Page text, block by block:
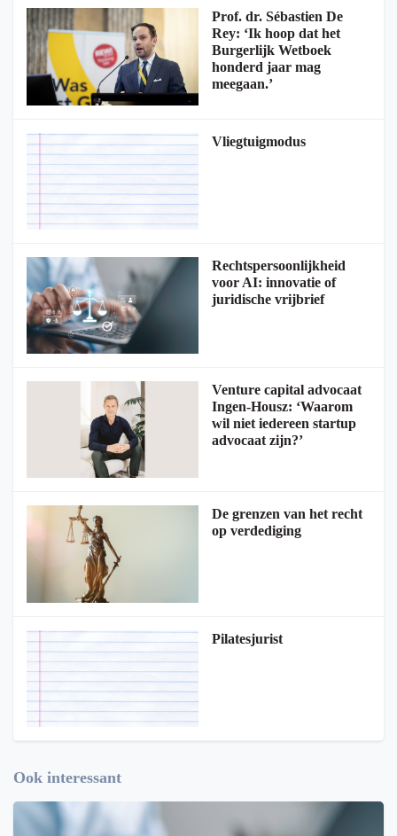
Prof. dr. Sébastien De
Rey: ‘Ik hoop dat het
Burgerlijk Wetboek
honderd jaar mag
meegaan.’
Vliegtuigmodus
Rechtspersoonlijkheid
voor AI: innovatie of
juridische vrijbrief
Venture capital advocaat
Ingen-Housz: ‘Waarom
wil niet iedereen startup
advocaat zijn?’
De grenzen van het recht
op verdediging
Pilatesjurist
Ook interessant